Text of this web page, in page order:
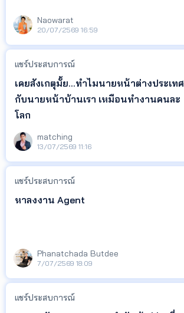
Naowarat
20/07/2569 16:59
แชร์ประสบการณ์
เคยสังเกตุมั้ย...ทำไมนายหน้าต่างประเทศ
กับนายหน้าบ้านเรา เหมือนทำงานคนละ
โลก
matching
13/07/2569 11:16
แชร์ประสบการณ์
หาลงงาน Agent
Phanatchada Butdee
7/07/2569 18:09
แชร์ประสบการณ์